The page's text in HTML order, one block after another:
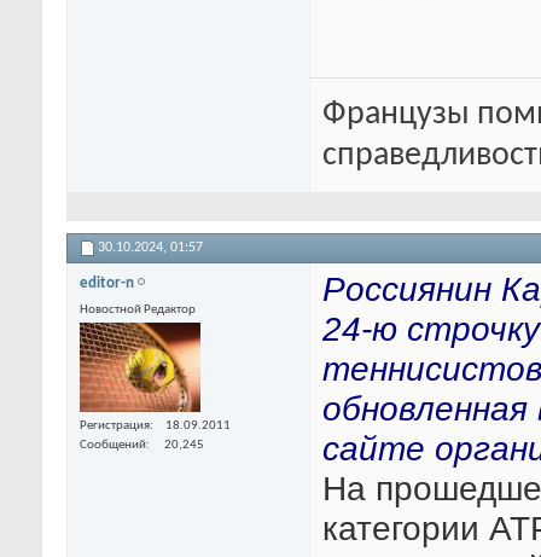
Французы
30.10.2024, 01:57
editor-n
Новостной Редактор
Регистрация
18.09.2011
Сообщений
20,245
Россиянин
24-ю
сайте
На
категории